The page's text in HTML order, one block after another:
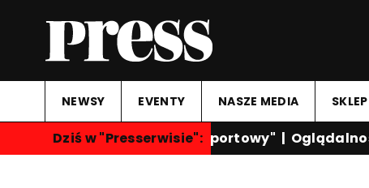
NEWSY EVENTY NASZE MEDIA SKLEP
Dziś w "Presserwisie":
"Przegląd Sportowy"